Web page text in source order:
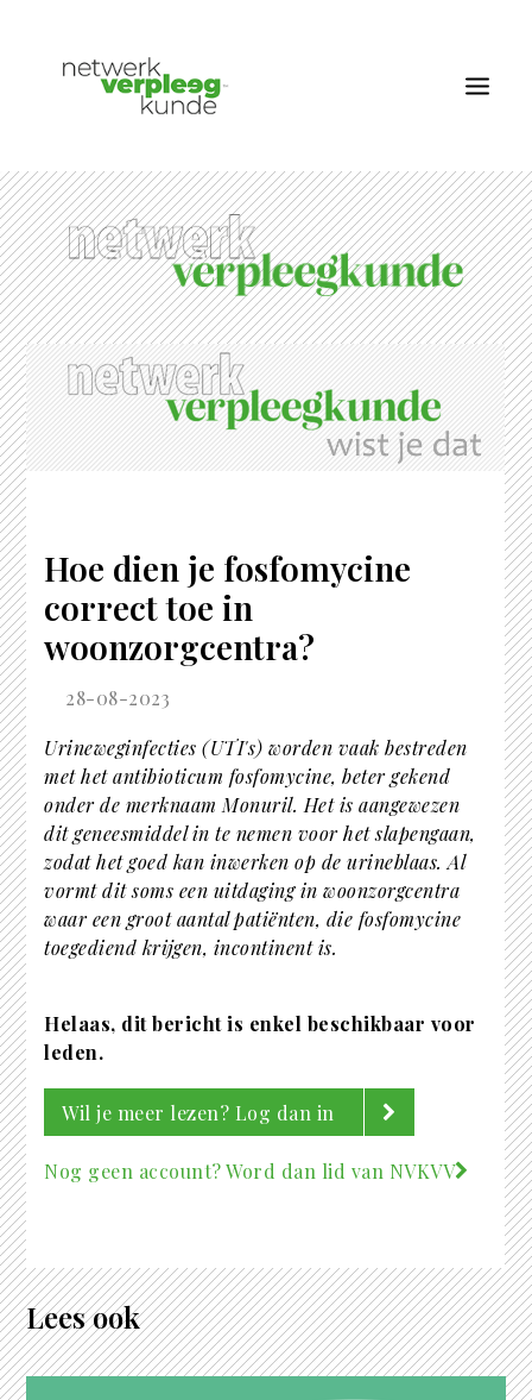
OVER NETWERK VERPLEEGKUNDE
NIEUWS
RUBRIEKEN
EDITIES
VACATURES
LID WORDEN
CONTACT
Hoe dien je fosfomycine
correct toe in
woonzorgcentra?
28-08-2023
Urineweginfecties (UTI's) worden vaak bestreden
met het antibioticum fosfomycine, beter gekend
onder de merknaam Monuril. Het is aangewezen
dit geneesmiddel in te nemen voor het slapengaan,
zodat het goed kan inwerken op de urineblaas. Al
vormt dit soms een uitdaging in woonzorgcentra
waar een groot aantal patiënten, die fosfomycine
toegediend krijgen, incontinent is.
Helaas, dit bericht is enkel beschikbaar voor
leden.
Wil je meer lezen? Log dan in
Nog geen account? Word dan lid van NVKVV
Lees ook